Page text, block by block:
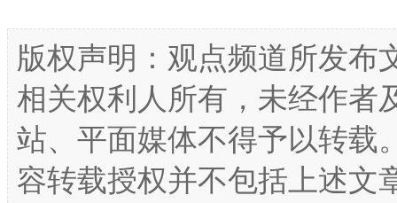
版权声明：观点频道所发布
相关权利人所有，未经作者
站、平面媒体不得予以转载
容转载授权并不包括上述文